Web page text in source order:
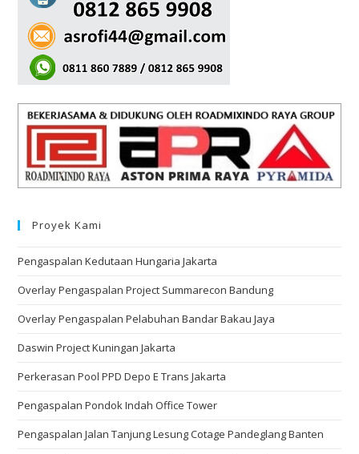
Proyek Kami
Pengaspalan Kedutaan Hungaria Jakarta
Overlay Pengaspalan Project Summarecon Bandung
Overlay Pengaspalan Pelabuhan Bandar Bakau Jaya
Daswin Project Kuningan Jakarta
Perkerasan Pool PPD Depo E Trans Jakarta
Pengaspalan Pondok Indah Office Tower
Pengaspalan Jalan Tanjung Lesung Cotage Pandeglang Banten